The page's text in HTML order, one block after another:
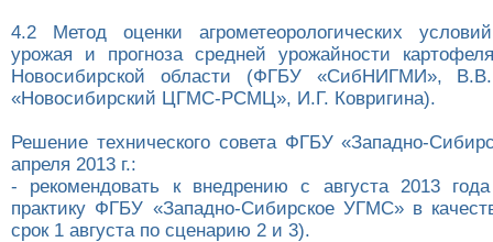
4.2 Метод оценки агрометеорологических
урожая и прогноза средней урожайности
Новосибирской области (ФГБУ «СибНИГМИ»,
«Новосибирский ЦГМС-РСМЦ», И.Г. Ковригина).
Решение технического совета ФГБУ «Западно-
апреля 2013 г.:
- рекомендовать к внедрению с августа 2013
практику ФГБУ «Западно-Сибирское УГМС» в
срок 1 августа по сценарию 2 и 3).